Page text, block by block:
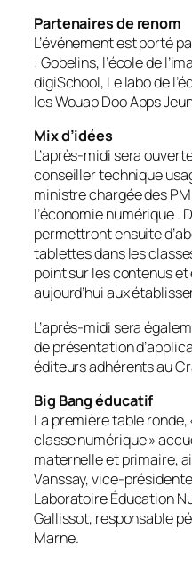
Partenaires de renom
L’événement est porté
: Gobelins, l’école de
digiSchool, Le labo de
les Wouap Doo Apps
Mix d’idées
L’après-midi sera
conseiller technique
ministre chargée des
l’économie numérique .
permettront ensuite
tablettes dans les
point sur les contenus
aujourd’hui aux
L’après-midi sera
de présentation
éditeurs adhérents au
Big Bang éducatif
La première table ronde,
classe numérique»
maternelle et primaire,
Vanssay, vice-
Laboratoire Éducation
Gallissot, responsable
Marne.